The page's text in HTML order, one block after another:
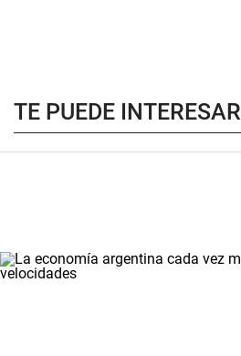
TE PUEDE INTERESAR